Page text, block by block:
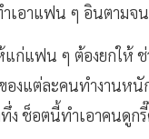
ำเอาแฟน ๆ อินตามจ
แก่แฟน ๆ ต้องยกให้
องแต่ละคนทำงานห
ง ช็อตนี้ทำเอาคนดูก